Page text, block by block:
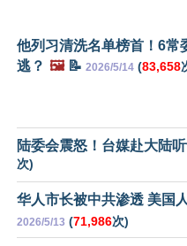
他列习清洗名单榜首！6常
逃？ 🖼️📝 2026/5/14 (83,658
陆委会震怒！台媒赴大陆
次)
华人市长被中共渗透 美国
2026/5/13 (71,986次)